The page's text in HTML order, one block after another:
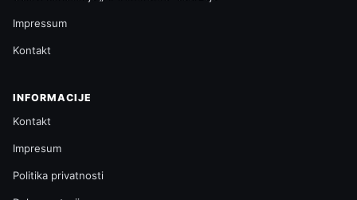
Impressum
Kontakt
INFORMACIJE
Kontakt
Impresum
Politika privatnosti